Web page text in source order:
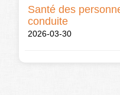
Santé des
conduite
2026-03-30